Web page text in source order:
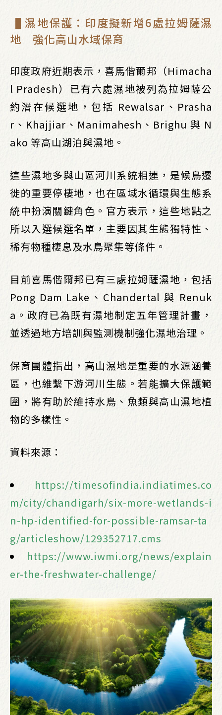
▐ 濕地保護：印度擬新增6處拉姆薩濕
地 強化高山水域保育
印度政府近期表示，喜馬偕爾邦（Himacha
l Pradesh）已有六處濕地被列為拉姆薩公
約潛在候選地，包括 Rewalsar、Prasha
r、Khajjiar、Manimahesh、Brighu 與 N
ako 等高山湖泊與濕地。
這些濕地多與山區河川系統相連，是候鳥遷
徙的重要停棲地，也在區域水循環與生態系
統中扮演關鍵角色。官方表示，這些地點之
所以入選候選名單，主要因其生態獨特性、
稀有物種棲息及水鳥聚集等條件。
目前喜馬偕爾邦已有三處拉姆薩濕地，包括
Pong Dam Lake、Chandertal 與 Renuk
a。政府已為既有濕地制定五年管理計畫，
並透過地方培訓與監測機制強化濕地治理。
保育團體指出，高山濕地是重要的水源涵養
區，也維繫下游河川生態。若能擴大保護範
圍，將有助於維持水鳥、魚類與高山濕地植
物的多樣性。
資料來源：
https://timesofindia.indiatimes.co
m/city/chandigarh/six-more-wetlands-i
n-hp-identified-for-possible-ramsar-ta
g/articleshow/129352717.cms
https://www.iwmi.org/news/explain
er-the-freshwater-challenge/